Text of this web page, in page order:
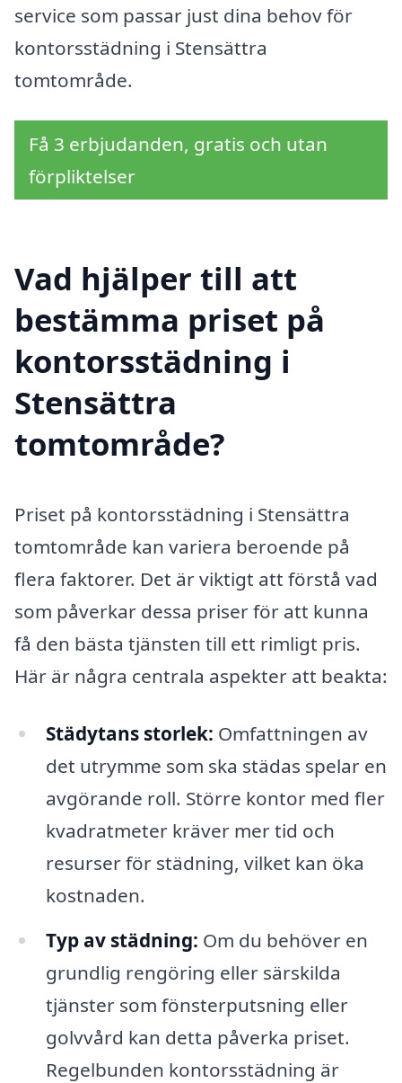
service som passar just dina behov för
kontorsstädning i Stensättra
tomtområde.
Få 3 erbjudanden, gratis och utan
förpliktelser
Vad hjälper till att
bestämma priset på
kontorsstädning i
Stensättra
tomtområde?
Priset på kontorsstädning i Stensättra
tomtområde kan variera beroende på
flera faktorer. Det är viktigt att förstå vad
som påverkar dessa priser för att kunna
få den bästa tjänsten till ett rimligt pris.
Här är några centrala aspekter att beakta:
Städytans storlek: Omfattningen av
det utrymme som ska städas spelar en
avgörande roll. Större kontor med fler
kvadratmeter kräver mer tid och
resurser för städning, vilket kan öka
kostnaden.
Typ av städning: Om du behöver en
grundlig rengöring eller särskilda
tjänster som fönsterputsning eller
golvvård kan detta påverka priset.
Regelbunden kontorsstädning är